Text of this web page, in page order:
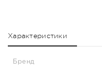
Характеристики
Бренд